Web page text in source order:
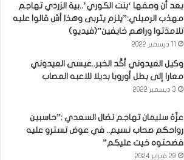
بعد أن وصفها ‘بنت الكوري’..بية الزردي تهاجم
مهذب الرميلي:”يلزم يتربى وهذا أش قالوا عليه
تلامذتوا وراهم خايفين”(فيديو)
وكيل العيدوني أكّد الخبر..عيسى العيدوني
معارا إلى بطل أوروبا بديلا للاعبه المصاب
3 ديسمبر 2022
عزّة سليمان تهاجم نضال السعدي :”حاسبين
رواحكم صحاب نسيم.. في عوض تسترو عليه
فضحتوه خيت عليكم”
29 فبراير 2024